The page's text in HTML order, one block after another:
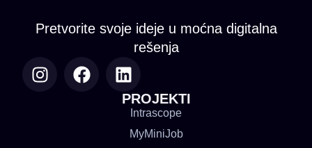
Pretvorite svoje ideje u moćna digitalna
rešenja
PROJEKTI
Intrascope
MyMiniJob